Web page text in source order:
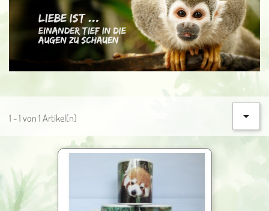

1 - 1 von 1 Artikel(n)